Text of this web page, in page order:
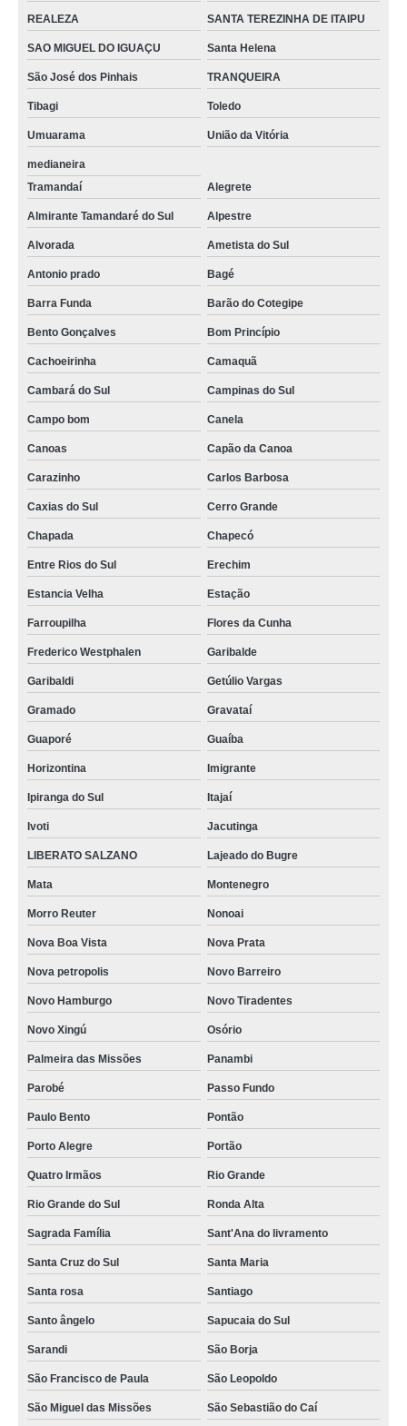
REALEZA SANTA TEREZINHA DE ITAIPU
SAO MIGUEL DO IGUAÇU Santa Helena
São José dos Pinhais TRANQUEIRA
Tibagi Toledo
Umuarama União da Vitória
medianeira
Tramandaí
Alegrete
Almirante Tamandaré do Sul Alpestre
Alvorada Ametista do Sul
Antonio prado Bagé
Barra Funda Barão do Cotegipe
Bento Gonçalves Bom Princípio
Cachoeirinha Camaquã
Cambará do Sul Campinas do Sul
Campo bom Canela
Canoas Capão da Canoa
Carazinho Carlos Barbosa
Caxias do Sul Cerro Grande
Chapada Chapecó
Entre Rios do Sul Erechim
Estancia Velha Estação
Farroupilha Flores da Cunha
Frederico Westphalen Garibalde
Garibaldi Getúlio Vargas
Gramado Gravataí
Guaporé Guaíba
Horizontina Imigrante
Ipiranga do Sul Itajaí
Ivoti Jacutinga
LIBERATO SALZANO Lajeado do Bugre
Mata Montenegro
Morro Reuter Nonoai
Nova Boa Vista Nova Prata
Nova petropolis Novo Barreiro
Novo Hamburgo Novo Tiradentes
Novo Xingú Osório
Palmeira das Missões Panambi
Parobé Passo Fundo
Paulo Bento Pontão
Porto Alegre Portão
Quatro Irmãos Rio Grande
Rio Grande do Sul Ronda Alta
Sagrada Família Sant'Ana do livramento
Santa Cruz do Sul Santa Maria
Santa rosa Santiago
Santo ângelo Sapucaia do Sul
Sarandi São Borja
São Francisco de Paula São Leopoldo
São Miguel das Missões São Sebastião do Caí